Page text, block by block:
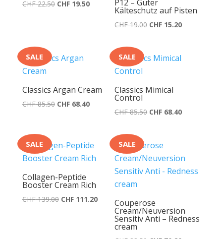
CHF22.50 Ursprünglicher
CHF19.50AktuellerP12 – Guter
Kälteschutz auf Pisten
CHF19.00 Ursprünglicher
CHF 19.00
CHF 15.20Aktueller
SALE
Classics Argan Cream
CHF85.50 Ursprünglicher
CHF 85.50
CHF68.40Aktueller
CHF 68.40.
SALE
Classics Mimical
Control
CHF85.50 Ursprünglicher
CHF 85.50
CHF 68.40Aktueller
SALE
Collagen-Peptide
Booster Cream Rich
CHF139.00 Ursprünglicher
CHF111.20Aktueller
SALE
Couperose
Cream/Neuversion
Sensitiv Anti – Redness
cream